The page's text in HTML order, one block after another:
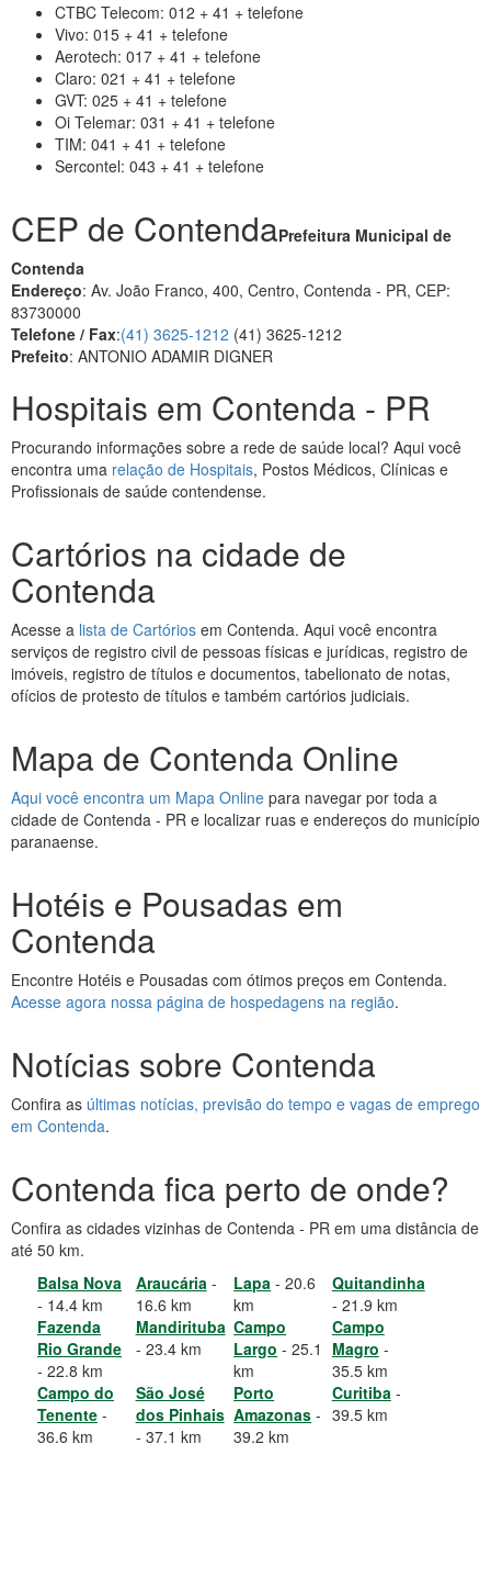
CTBC Telecom: 012 + 41 + telefone
Vivo: 015 + 41 + telefone
Aerotech: 017 + 41 + telefone
Claro: 021 + 41 + telefone
GVT: 025 + 41 + telefone
Oi Telemar: 031 + 41 + telefone
TIM: 041 + 41 + telefone
Sercontel: 043 + 41 + telefone
CEP de ContendaPrefeitura Municipal de
Contenda
Endereço: Av. João Franco, 400, Centro, Contenda - PR, CEP:
83730000
Telefone / Fax:(41) 3625-1212 (41) 3625-1212
Prefeito: ANTONIO ADAMIR DIGNER
Hospitais em Contenda - PR
Procurando informações sobre a rede de saúde local? Aqui você
encontra uma relação de Hospitais, Postos Médicos, Clínicas e
Profissionais de saúde contendense.
Cartórios na cidade de
Contenda
Acesse a lista de Cartórios em Contenda. Aqui você encontra
serviços de registro civil de pessoas físicas e jurídicas, registro de
imóveis, registro de títulos e documentos, tabelionato de notas,
ofícios de protesto de títulos e também cartórios judiciais.
Mapa de Contenda Online
Aqui você encontra um Mapa Online para navegar por toda a
cidade de Contenda - PR e localizar ruas e endereços do município
paranaense.
Hotéis e Pousadas em
Contenda
Encontre Hotéis e Pousadas com ótimos preços em Contenda.
Acesse agora nossa página de hospedagens na região.
Notícias sobre Contenda
Confira as últimas notícias, previsão do tempo e vagas de emprego
em Contenda.
Contenda fica perto de onde?
Confira as cidades vizinhas de Contenda - PR em uma distância de
até 50 km.
Balsa Nova
- 14.4 km
Araucária-
16.6 km
Lapa - 20.6
km
Quitandinha
- 21.9 km
Fazenda
Rio Grande
- 22.8 km
Mandirituba
- 23.4 km
Campo
Largo - 25.1
km
Campo
Magro -
35.5 km
Campo do
Tenente -
36.6 km
São José
dos Pinhais
- 37.1 km
Porto
Amazonas -
39.2 km
Curitiba-
39.5 km